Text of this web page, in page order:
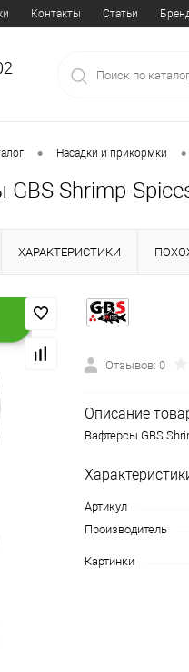
Контакты Статьи
• Насадки и прикормки •
GBS Shrimp-
ХАРАКТЕРИСТИКИ
Отзывов: 0
Описание
Вафтерсы GBS
Артикул
Производитель
Картинки